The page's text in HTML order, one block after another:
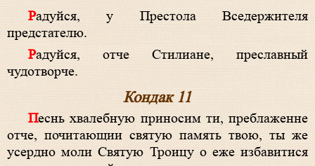
Радуйся, у Престола Вседержителя
предстателю.
Радуйся, отче Стилиане, преславный
чудотворче.
Кондак 11
Песнь хвалебную приносим ти, преблаженне
отче, почитающии святую память твою, ты же
усердно моли Святую Троицу о еже избавитися